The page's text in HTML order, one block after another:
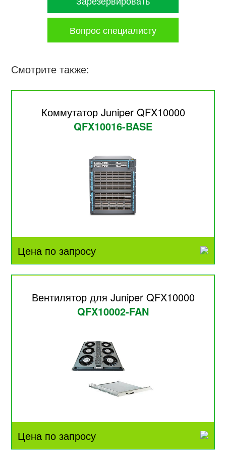
Вопрос специалисту
Смотрите также:
Коммутатор Juniper QFX10000
QFX10016-BASE
Цена по запросу
Вентилятор для Juniper QFX10000
QFX10002-FAN
Цена по запросу